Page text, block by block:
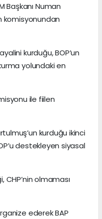
Başkanı Numan
komisyonundan
kurduğu, BOP’un
yolundaki en
ile fiilen
kurduğu ikinci
destekleyen siyasal
CHP’nin olmaması
ederek BAP